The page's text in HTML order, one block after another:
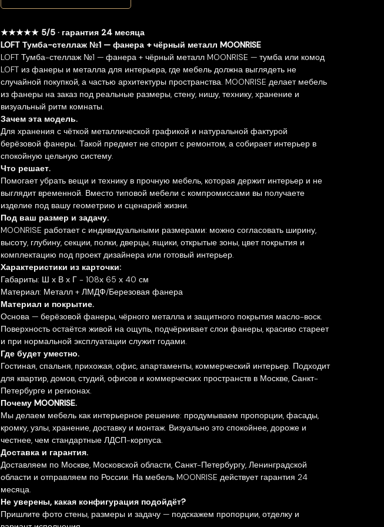
★★★★★ 5/5 · гарантия 24 месяца
LOFT Тумба-стеллаж №1 — фанера + чёрный металл MOONRISE
LOFT Тумба-стеллаж №1 — фанера + чёрный металл MOONRISE — тумба или комод
LOFT из фанеры и металла для интерьера, где мебель должна выглядеть не
случайной покупкой, а частью архитектуры пространства. MOONRISE делает мебель
из фанеры на заказ под реальные размеры, стену, нишу, технику, хранение и
визуальный ритм комнаты.
Зачем эта модель.
Для хранения с чёткой металлической графикой и натуральной фактурой
берёзовой фанеры. Такой предмет не спорит с ремонтом, а собирает интерьер в
спокойную цельную систему.
Что решает.
Помогает убрать вещи и технику в прочную мебель, которая держит интерьер и не
выглядит временной. Вместо типовой мебели с компромиссами вы получаете
изделие под вашу геометрию и сценарий жизни.
Под ваш размер и задачу.
MOONRISE работает с индивидуальными размерами: можно согласовать ширину,
высоту, глубину, секции, полки, дверцы, ящики, открытые зоны, цвет покрытия и
комплектацию под проект дизайнера или готовый интерьер.
Характеристики из карточки:
Габариты: Ш х В х Г - 108х 65 х 40 см
Материал: Металл + ЛМДФ/Березовая фанера
Материал и покрытие.
Основа — берёзовой фанеры, чёрного металла и защитного покрытия масло-воск.
Поверхность остаётся живой на ощупь, подчёркивает слои фанеры, красиво стареет
и при нормальной эксплуатации служит годами.
Где будет уместно.
Гостиная, спальня, прихожая, офис, апартаменты, коммерческий интерьер. Подходит
для квартир, домов, студий, офисов и коммерческих пространств в Москве, Санкт-
Петербурге и регионах.
Почему MOONRISE.
Мы делаем мебель как интерьерное решение: продумываем пропорции, фасады,
кромку, узлы, хранение, доставку и монтаж. Визуально это спокойнее, дороже и
честнее, чем стандартные ЛДСП-корпуса.
Доставка и гарантия.
Доставляем по Москве, Московской области, Санкт-Петербургу, Ленинградской
области и отправляем по России. На мебель MOONRISE действует гарантия 24
месяца.
Не уверены, какая конфигурация подойдёт?
Пришлите фото стены, размеры и задачу — подскажем пропорции, отделку и